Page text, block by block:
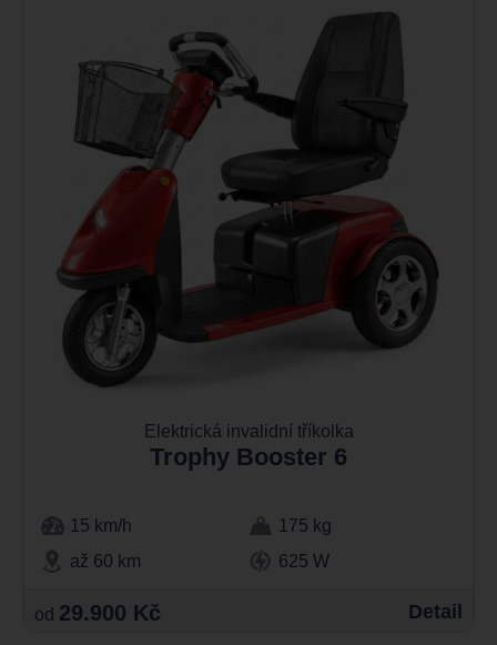
Elektrická invalidní tříkolka
Trophy Booster 6
15 km/h
175 kg
až 60 km
625 W
od 29.900 Kč Detail